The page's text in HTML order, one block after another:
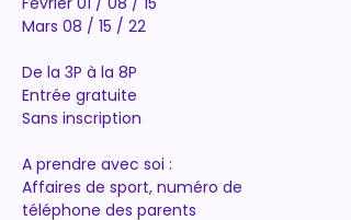
Mars 08 / 15 / 22
De la 3P à la 8P
Entrée gratuite
Sans inscription
A prendre avec soi :
Affaires de sport, numéro de
téléphone des parents